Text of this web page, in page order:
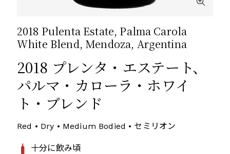
2018 Pulenta Estate, Palma Carola
White Blend, Mendoza, Argentina
2018 プレンタ・エステート、
パルマ・カローラ・ホワイ
ト・ブレンド
Red • Dry • Medium Bodied • セミリオン
十分に飲み頃